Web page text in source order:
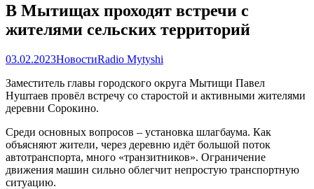
В Мытищах проходят встречи с
жителями сельских территорий
03.02.2023НовостиRadio Mytyshi
Заместитель главы городского округа Мытищи Павел
Нуштаев провёл встречу со старостой и активными жителями
деревни Сорокино.
Среди основных вопросов – установка шлагбаума. Как
объясняют жители, через деревню идёт большой поток
автотранспорта, много «транзитников». Ограничение
движения машин сильно облегчит непростую транспортную
ситуацию.